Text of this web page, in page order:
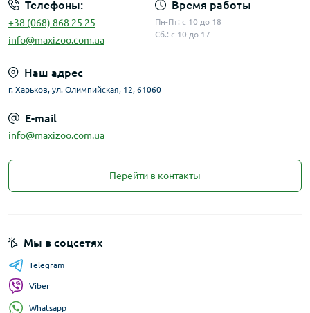
Телефоны:
+38 (068) 868 25 25
info@maxizoo.com.ua
Время работы
Пн-Пт: с 10 до 18
Сб.: с 10 до 17
Наш адрес
г. Харьков, ул. Олимпийская, 12, 61060
E-mail
info@maxizoo.com.ua
Перейти в контакты
Мы в соцсетях
Telegram
Viber
Whatsapp